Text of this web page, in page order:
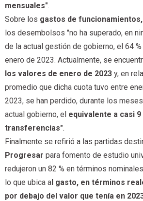
mensuales".
Sobre los gastos de funcionamientos,
los desembolsos "no ha superado, en
de la actual gestión de gobierno, el 64
enero de 2023. Actualmente, se
los valores de enero de 2023 y, en
promedio que dicha cuota tuvo entre
2023, se han perdido, durante los
actual gobierno, el equivalente a casi
transferencias".
Finalmente se refirió a las partidas
Progresar para fomento de estudio
redujeron un 82 % en términos
lo que ubica al gasto, en términos
por debajo del valor que tenía en